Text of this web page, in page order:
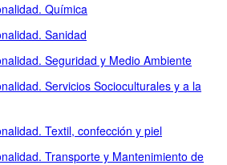
Química
Sanidad
Seguridad y Medio Ambiente
Servicios Socioculturales y a la
Textil, confección y piel
Transporte y Mantenimiento de